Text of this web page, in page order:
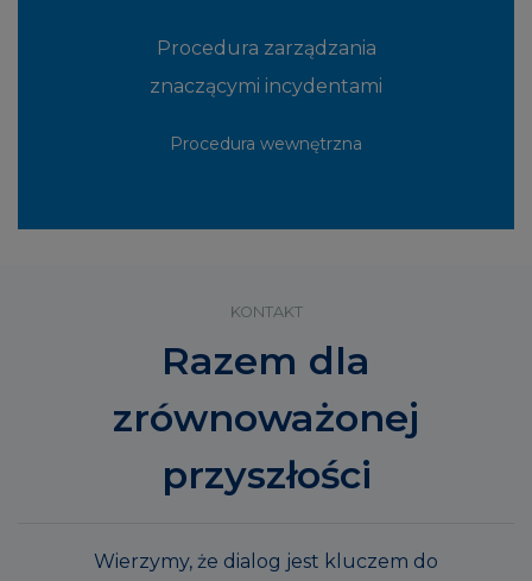
Procedura zarządzania
znaczącymi incydentami
Procedura wewnętrzna
KONTAKT
Razem dla
zrównoważonej
przyszłości
Wierzymy, że dialog jest kluczem do